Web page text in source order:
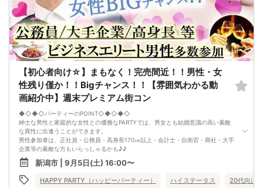
【初心者向け☆】まもなく！完売間近！！男性・女
性残り僅か！！Bigチャンス！！【雰囲気わかる動
画紹介中】週末プレミアム街コン
◆◇◆◇パーティーのPOINT◇◆◇◆◇
紳士な男性と家庭的な女性との優雅なPARTYでは、男女とも結婚意識の高い素敵
な異性に出逢うことができます。
男性参加者は、正社員・公務員・高身長170㎝以上・会計士・自衛官・商社・大手
企業等の素敵な方もいらっしゃるかも♪♪
ゆったりとお話できる空間は、恋活・婚活にピッタリ♪♪ 飲食付きで恋もお腹も
満たされます♪
定期的に席替えをして全員の方と交流して頂き、連絡先の交換も自由です♪
お一人様も多数参加されておられますので、ご安心してご参加下さい♪
新潟市 | 9月5日(土) 16:00〜
HAPPY PARTY（ハッピーパーティー） ハイステータス 20代向け